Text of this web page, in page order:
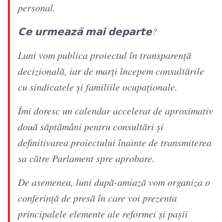
personal.
𝗖𝗲 𝘂𝗿𝗺𝗲𝗮𝘇𝗮̆ 𝗺𝗮𝗶 𝗱𝗲𝗽𝗮𝗿𝘁𝗲?
Luni vom publica proiectul în transparență
decizională, iar de marți începem consultările
cu sindicatele și familiile ocupaționale.
Îmi doresc un calendar accelerat de aproximativ
două săptămâni pentru consultări și
definitivarea proiectului înainte de transmiterea
sa către Parlament spre aprobare.
De asemenea, luni după-amiază vom organiza o
conferință de presă în care voi prezenta
principalele elemente ale reformei și pașii